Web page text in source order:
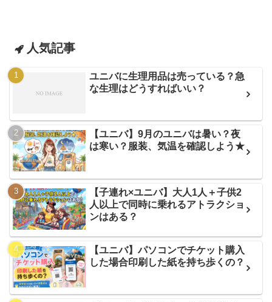
人気記事
ユニバに生理用品は売っている？急
な生理はどうすればいい？
【ユニバ】9月のユニバは暑い？夜
は寒い？服装、気温を確認しよう★
【子連れ×ユニバ】大人1人＋子供2
人以上で同時に乗れるアトラクショ
ンはある？
【ユニバ】パソコンでチケット購入
した場合印刷した紙を持ち歩くの？